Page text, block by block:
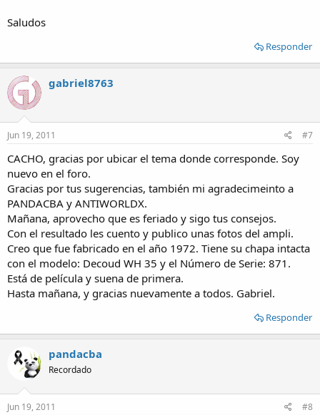
Saludos
Responder
gabriel8763
Jun 19, 2011 #7
CACHO, gracias por ubicar el tema donde corresponde. Soy
nuevo en el foro.
Gracias por tus sugerencias, también mi agradecimeinto a
PANDACBA y ANTIWORLDX.
Mañana, aprovecho que es feriado y sigo tus consejos.
Con el resultado les cuento y publico unas fotos del ampli.
Creo que fue fabricado en el año 1972. Tiene su chapa intacta
con el modelo: Decoud WH 35 y el Número de Serie: 871.
Está de película y suena de primera.
Hasta mañana, y gracias nuevamente a todos. Gabriel.
Responder
pandacba
Recordado
Jun 19, 2011 #8